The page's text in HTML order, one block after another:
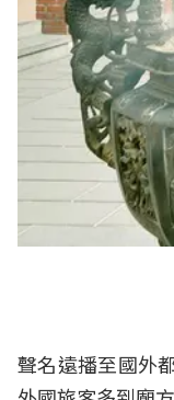
聲名遠播至國外